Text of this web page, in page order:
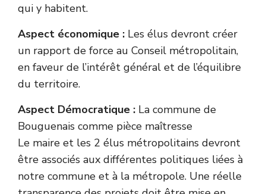
qui y habitent.
Aspect économique : Les élus devront créer
un rapport de force au Conseil métropolitain,
en faveur de l’intérêt général et de l’équilibre
du territoire.
Aspect Démocratique : La commune de
Bouguenais comme pièce maîtresse
Le maire et les 2 élus métropolitains devront
être associés aux différentes politiques liées à
notre commune et à la métropole. Une réelle